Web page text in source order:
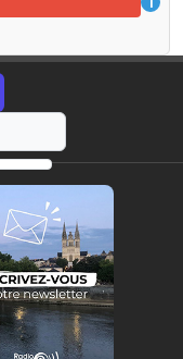
https://radio-g.fr?r381